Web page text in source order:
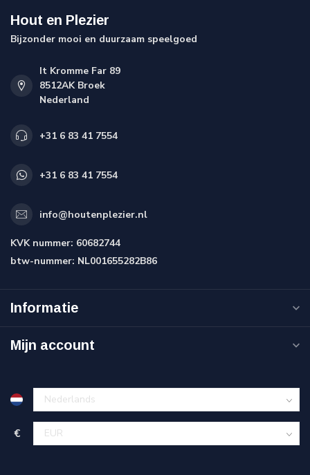
Hout en Plezier
Bijzonder mooi en duurzaam speelgoed
It Kromme Far 89
8512AK Broek
Nederland
+31 6 83 41 7554
+31 6 83 41 7554
info@houtenplezier.nl
KVK nummer: 60682744
btw-nummer: NL001655282B86
Informatie
Mijn account
€